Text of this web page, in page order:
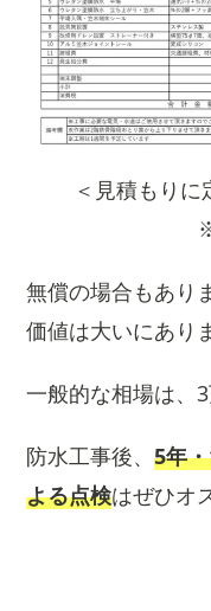
＜見積もり
無償の場合もあり
価値は大いにあり
一般的な相場は、
防水工事後、 5年
よる点検はぜひオ